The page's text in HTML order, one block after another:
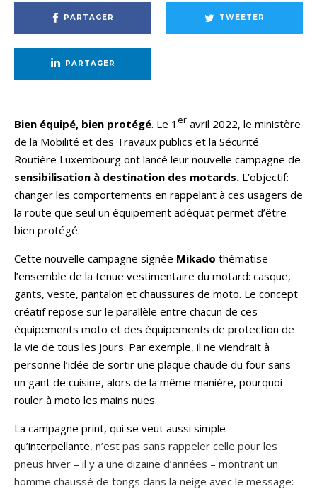
PARTAGER TWEETER
PARTAGER
Bien équipé, bien protégé. Le 1 er avril 2022, le ministère
de la Mobilité et des Travaux publics et la Sécurité
Routière Luxembourg ont lancé leur nouvelle campagne de
sensibilisation à destination des motards. L’objectif:
changer les comportements en rappelant à ces usagers de
la route que seul un équipement adéquat permet d’être
bien protégé.
Cette nouvelle campagne signée Mikado thématise
l’ensemble de la tenue vestimentaire du motard: casque,
gants, veste, pantalon et chaussures de moto. Le concept
créatif repose sur le parallèle entre chacun de ces
équipements moto et des équipements de protection de
la vie de tous les jours. Par exemple, il ne viendrait à
personne l’idée de sortir une plaque chaude du four sans
un gant de cuisine, alors de la même manière, pourquoi
rouler à moto les mains nues.
La campagne print, qui se veut aussi simple
qu’interpellante, n’est pas sans rappeler celle pour les
pneus hiver – il y a une dizaine d’années – montrant un
homme chaussé de tongs dans la neige avec le message: